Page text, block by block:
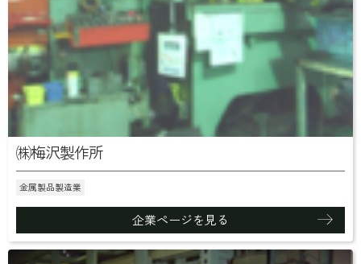
㈱梅沢製作所
金属製品製造業
企業ページを見る